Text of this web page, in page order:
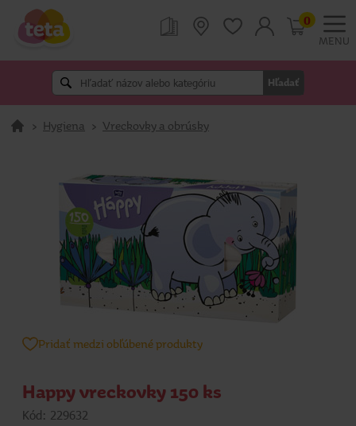
MENU
Hľadať
0
> Hygiena > Vreckovky a obrúsky
Pridať medzi obľúbené produkty
Happy vreckovky 150 ks
Kód: 229632